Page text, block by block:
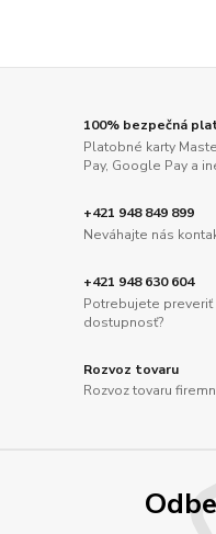
100% bezpečná
Platobné karty
Pay, Google Pay a
+421 948 849 899
Neváhajte nás
+421 948 630 604
Potrebujete
dostupnosť?
Rozvoz tovaru
Rozvoz tovaru